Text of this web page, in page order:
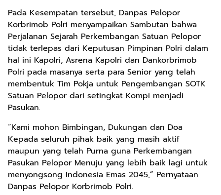
Pada Kesempatan tersebut, Danpas Pelopor
Korbrimob Polri menyampaikan Sambutan bahwa
Perjalanan Sejarah Perkembangan Satuan Pelopor
tidak terlepas dari Keputusan Pimpinan Polri dalam
hal ini Kapolri, Asrena Kapolri dan Dankorbrimob
Polri pada masanya serta para Senior yang telah
membentuk Tim Pokja untuk Pengembangan SOTK
Satuan Pelopor dari setingkat Kompi menjadi
Pasukan.
“Kami mohon Bimbingan, Dukungan dan Doa
Kepada seluruh pihak baik yang masih aktif
maupun yang telah Purna guna Perkembangan
Pasukan Pelopor Menuju yang lebih baik lagi untuk
menyongsong Indonesia Emas 2045,” Pernyataan
Danpas Pelopor Korbrimob Polri.